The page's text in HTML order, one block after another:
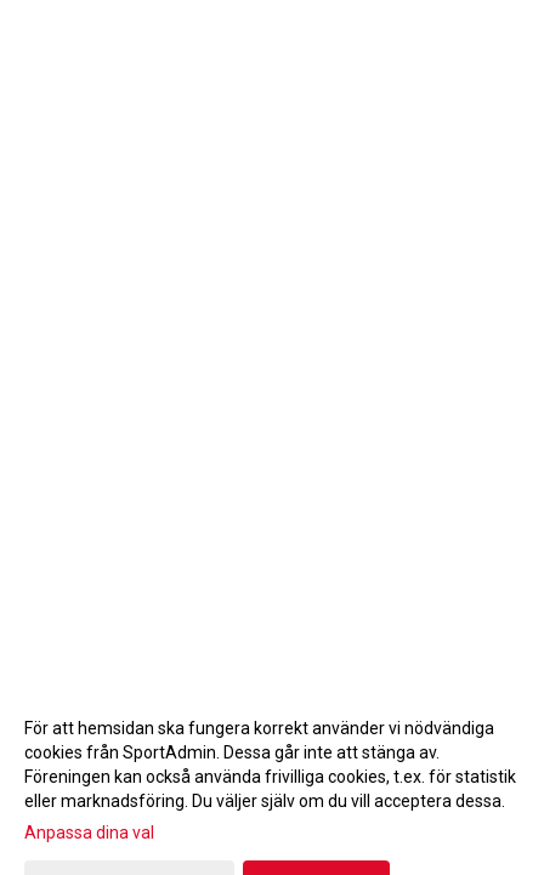
Gå till Webbversion
För att hemsidan ska fungera korrekt använder vi nödvändiga
cookies från SportAdmin. Dessa går inte att stänga av.
Föreningen kan också använda frivilliga cookies, t.ex. för statistik
eller marknadsföring. Du väljer själv om du vill acceptera dessa.
Anpassa dina val